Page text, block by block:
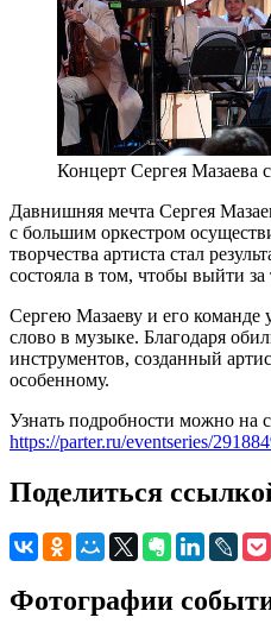
Концерт Сергея Мазаева
Давнишняя мечта Сергея
с большим оркестром
творчества артиста стал
состояла в том, чтобы выйти
Сергею Мазаеву и его команде
слово в музыке. Благодаря
инструментов, созданный
особенному.
Узнать подробности можно на
https://parter.ru/eventseries/
Поделиться
Фотографии